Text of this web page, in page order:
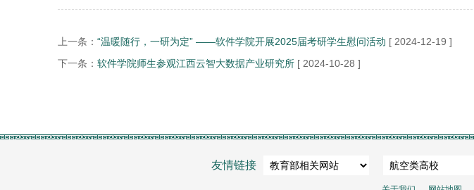
上一条： “温暖随行，一研为定” ——软件学院开展2025届考研学生慰问活动 [ 2024-12-19 ]
下一条： 软件学院师生参观江西云智大数据产业研究所 [ 2024-10-28 ]
友情链接